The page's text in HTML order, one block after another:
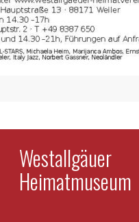
Westallgäuer
Heimatmuseum